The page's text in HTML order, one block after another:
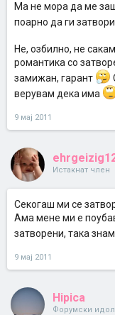
Ма не мора да ме
поарно да ги
Не, озбилно, не
романтика со
замижан, гарант
верувам дека има
9 мај 2011
Истакнат член
Секогаш ми се
Ама мене ми е
затворени, така
9 мај 2011
Hipica
Форумски идол